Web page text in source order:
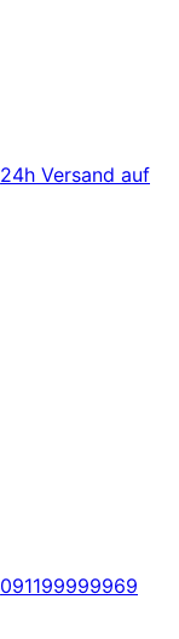
24h Versand auf
091199999969